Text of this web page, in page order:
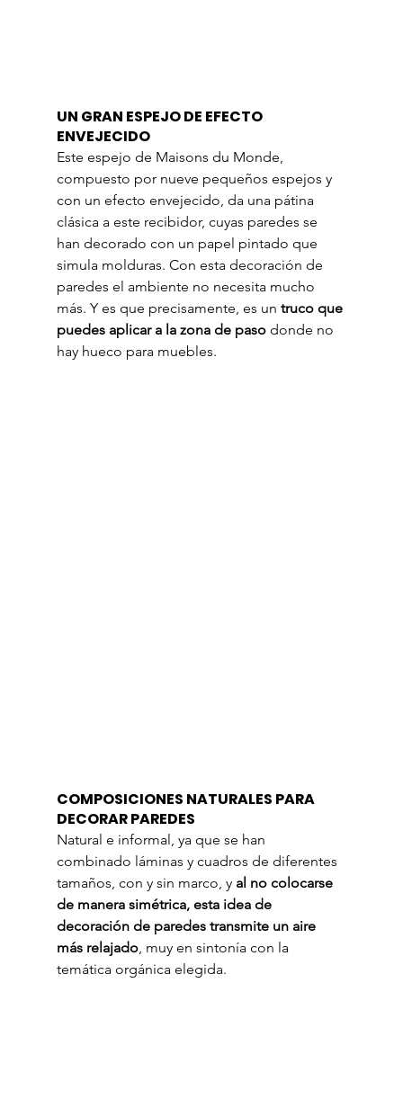
UN GRAN ESPEJO DE EFECTO
ENVEJECIDO
Este espejo de Maisons du Monde,
compuesto por nueve pequeños espejos y
con un efecto envejecido, da una pátina
clásica a este recibidor, cuyas paredes se
han decorado con un papel pintado que
simula molduras. Con esta decoración de
paredes el ambiente no necesita mucho
más. Y es que precisamente, es un truco que
puedes aplicar a la zona de paso donde no
hay hueco para muebles.
COMPOSICIONES NATURALES PARA
DECORAR PAREDES
Natural e informal, ya que se han
combinado láminas y cuadros de diferentes
tamaños, con y sin marco, y al no colocarse
de manera simétrica, esta idea de
decoración de paredes transmite un aire
más relajado, muy en sintonía con la
temática orgánica elegida.